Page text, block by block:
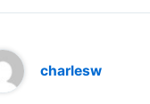
charlesw